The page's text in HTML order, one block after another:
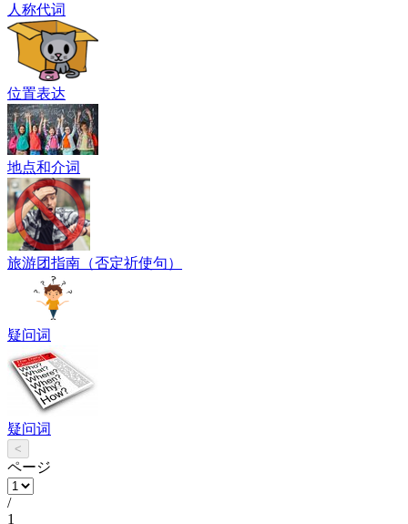
人称代词
位置表达
地点和介词
旅游团指南（否定祈使句）
疑问词
疑问词
<
ページ
/
1